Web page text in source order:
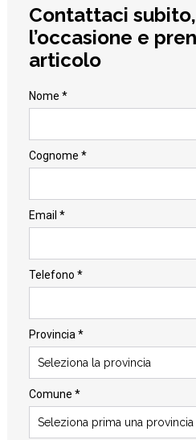
Contattaci
l’occasione e
articolo
Nome *
Cognome *
Email *
Telefono *
Provincia *
Seleziona la provincia
Comune *
Seleziona prima una provincia